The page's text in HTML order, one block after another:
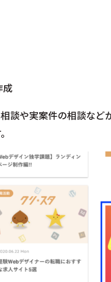
成
談や実案件の相談な